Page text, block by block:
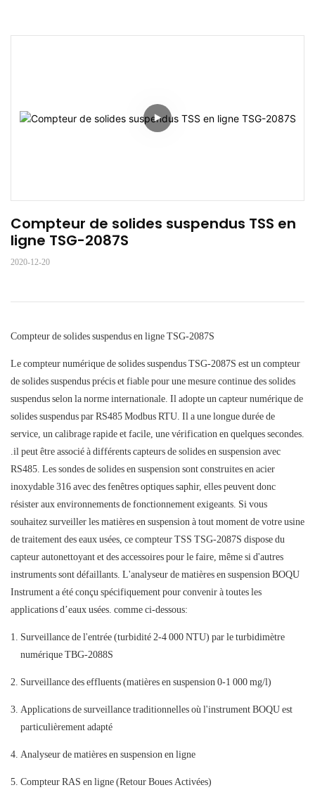
Compteur de solides suspendus TSS en
ligne TSG-2087S
2020-12-20
Compteur de solides suspendus en ligne TSG-2087S
Le compteur numérique de solides suspendus TSG-2087S est un compteur
de solides suspendus précis et fiable pour une mesure continue des solides
suspendus selon la norme internationale. Il adopte un capteur numérique de
solides suspendus par RS485 Modbus RTU. Il a une longue durée de
service, un calibrage rapide et facile, une vérification en quelques secondes.
.il peut être associé à différents capteurs de solides en suspension avec
RS485. Les sondes de solides en suspension sont construites en acier
inoxydable 316 avec des fenêtres optiques saphir, elles peuvent donc
résister aux environnements de fonctionnement exigeants. Si vous
souhaitez surveiller les matières en suspension à tout moment de votre usine
de traitement des eaux usées, ce compteur TSS TSG-2087S dispose du
capteur autonettoyant et des accessoires pour le faire, même si d'autres
instruments sont défaillants. L'analyseur de matières en suspension BOQU
Instrument a été conçu spécifiquement pour convenir à toutes les
applications d’eaux usées. comme ci-dessous:
Surveillance de l'entrée (turbidité 2-4 000 NTU) par le turbidimètre
numérique TBG-2088S
Surveillance des effluents (matières en suspension 0-1 000 mg/l)
Applications de surveillance traditionnelles où l'instrument BOQU est
particulièrement adapté
Analyseur de matières en suspension en ligne
Compteur RAS en ligne (Retour Boues Activées)